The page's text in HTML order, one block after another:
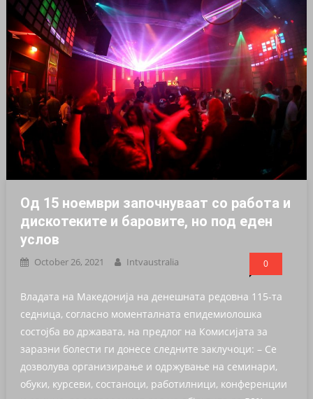
Од 15 ноември започнуваат со работа и
дискотеките и баровите, но под еден
услов
October 26, 2021 Intvaustralia 0
Владата на Македонија на денешната редовна 115-та
седница, согласно моменталната епидемиолошка
состојба во државата, на предлог на Комисијата за
заразни болести ги донесе следните заклучоци: – Се
дозволува организирање и одржување на семинари,
обуки, курсеви, состаноци, работилници, конференции